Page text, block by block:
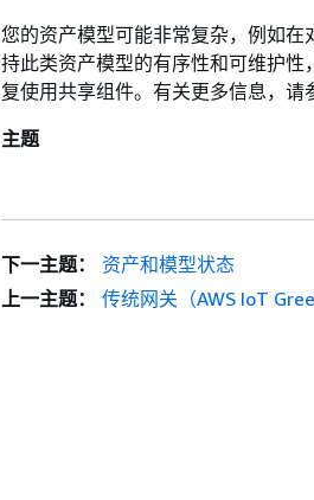
您的资产模型可能非常复杂，例如
持此类资产模型的有序性和可维护
复使用共享组件。有关更多信息，请
主题
下一主题：
资产和模型状态
上一主题：
传统网关（AWS IoT